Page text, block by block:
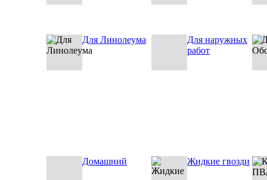
Для Линолеума
Для наружных
работ
Домашний Жидкие гвозди